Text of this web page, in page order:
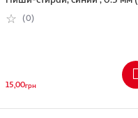
3245676445626)
(0)
15,00грн